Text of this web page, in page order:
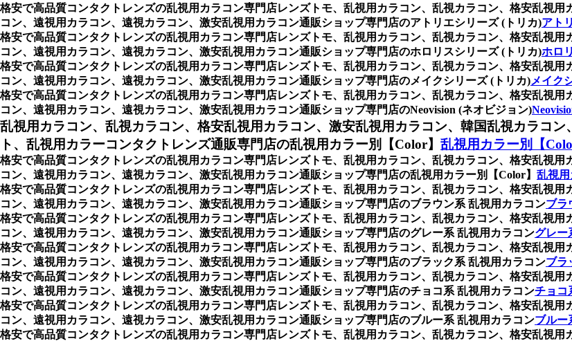
格安で高品質コンタクトレンズの乱視用カラコン専門店レンズトモ、乱視用カラコン、乱視カラコン、格安乱視
コン、遠視用カラコン、遠視カラコン、激安乱視用カラコン通販ショップ専門店のアトリエシリーズ (トリカ)アト
格安で高品質コンタクトレンズの乱視用カラコン専門店レンズトモ、乱視用カラコン、乱視カラコン、格安乱視
コン、遠視用カラコン、遠視カラコン、激安乱視用カラコン通販ショップ専門店のホロリスシリーズ (トリカ)ホロ
格安で高品質コンタクトレンズの乱視用カラコン専門店レンズトモ、乱視用カラコン、乱視カラコン、格安乱視
コン、遠視用カラコン、遠視カラコン、激安乱視用カラコン通販ショップ専門店のメイクシリーズ (トリカ)メイク
格安で高品質コンタクトレンズの乱視用カラコン専門店レンズトモ、乱視用カラコン、乱視カラコン、格安乱視
コン、遠視用カラコン、遠視カラコン、激安乱視用カラコン通販ショップ専門店のNeovision (ネオビジョン)
乱視用カラコン、乱視カラコン、格安乱視用カラコン、激安乱視用カラコン、韓国乱視カラコ
ト、乱視用カラーコンタクトレンズ通販専門店の乱視用カラー別【Color】 乱視用カラー別【
格安で高品質コンタクトレンズの乱視用カラコン専門店レンズトモ、乱視用カラコン、乱視カラコン、格安乱視
コン、遠視用カラコン、遠視カラコン、激安乱視用カラコン通販ショップ専門店の乱視用カラー別【Color】 乱視
格安で高品質コンタクトレンズの乱視用カラコン専門店レンズトモ、乱視用カラコン、乱視カラコン、格安乱視
コン、遠視用カラコン、遠視カラコン、激安乱視用カラコン通販ショップ専門店のブラウン系 乱視用カラコンブラ
格安で高品質コンタクトレンズの乱視用カラコン専門店レンズトモ、乱視用カラコン、乱視カラコン、格安乱視
コン、遠視用カラコン、遠視カラコン、激安乱視用カラコン通販ショップ専門店のグレー系 乱視用カラコングレー
格安で高品質コンタクトレンズの乱視用カラコン専門店レンズトモ、乱視用カラコン、乱視カラコン、格安乱視
コン、遠視用カラコン、遠視カラコン、激安乱視用カラコン通販ショップ専門店のブラック系 乱視用カラコンブラ
格安で高品質コンタクトレンズの乱視用カラコン専門店レンズトモ、乱視用カラコン、乱視カラコン、格安乱視
コン、遠視用カラコン、遠視カラコン、激安乱視用カラコン通販ショップ専門店のチョコ系 乱視用カラコンチョコ
格安で高品質コンタクトレンズの乱視用カラコン専門店レンズトモ、乱視用カラコン、乱視カラコン、格安乱視
コン、遠視用カラコン、遠視カラコン、激安乱視用カラコン通販ショップ専門店のブルー系 乱視用カラコンブルー
格安で高品質コンタクトレンズの乱視用カラコン専門店レンズトモ、乱視用カラコン、乱視カラコン、格安乱視